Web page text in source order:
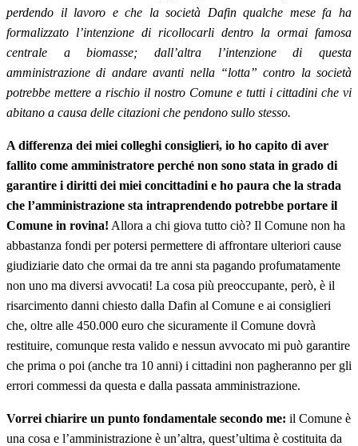
perdendo il lavoro e che la società Dafin qualche mese fa ha
formalizzato l’intenzione di ricollocarli dentro la ormai famosa
centrale a biomasse; dall’altra l’intenzione di questa
amministrazione di andare avanti nella “lotta” contro la società
potrebbe mettere a rischio il nostro Comune e tutti i cittadini che vi
abitano a causa delle citazioni che pendono sullo stesso.
A differenza dei miei colleghi consiglieri, io ho capito di aver
fallito come amministratore perché non sono stata in grado di
garantire i diritti dei miei concittadini e ho paura che la strada
che l’amministrazione sta intraprendendo potrebbe portare il
Comune in rovina! Allora a chi giova tutto ciò? Il Comune non ha
abbastanza fondi per potersi permettere di affrontare ulteriori cause
giudiziarie dato che ormai da tre anni sta pagando profumatamente
non uno ma diversi avvocati! La cosa più preoccupante, però, è il
risarcimento danni chiesto dalla Dafin al Comune e ai consiglieri
che, oltre alle 450.000 euro che sicuramente il Comune dovrà
restituire, comunque resta valido e nessun avvocato mi può garantire
che prima o poi (anche tra 10 anni) i cittadini non pagheranno per gli
errori commessi da questa e dalla passata amministrazione.
Vorrei chiarire un punto fondamentale secondo me: il Comune è
una cosa e l’amministrazione è un’altra, quest’ultima è costituita da